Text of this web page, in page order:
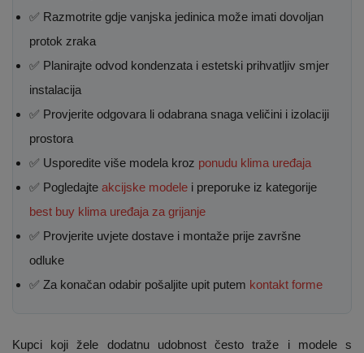
✅ Razmotrite gdje vanjska jedinica može imati dovoljan
protok zraka
✅ Planirajte odvod kondenzata i estetski prihvatljiv smjer
instalacija
✅ Provjerite odgovara li odabrana snaga veličini i izolaciji
prostora
✅ Usporedite više modela kroz ponudu klima uređaja
✅ Pogledajte akcijske modele i preporuke iz kategorije
best buy klima uređaja za grijanje
✅ Provjerite uvjete dostave i montaže prije završne
odluke
✅ Za konačan odabir pošaljite upit putem kontakt forme
Kupci koji žele dodatnu udobnost često traže i modele s